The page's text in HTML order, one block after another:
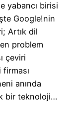
yabancı birisi
Google!nin
Artık dil
problem
çeviri
anında
bir teknoloji…